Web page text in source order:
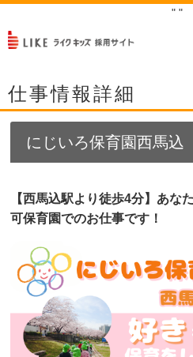
" "
仕事情報詳細
にじいろ保育園西馬込
【西馬込駅より徒歩4分】あ
可保育園でのお仕事です！